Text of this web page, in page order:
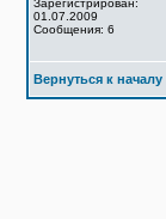
Зарегистрирован:
01.07.2009
Сообщения: 6
Вернуться к началу